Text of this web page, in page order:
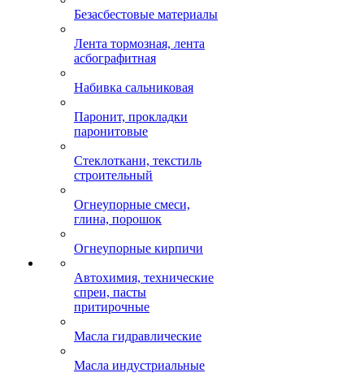
Безасбестовые материалы
Лента тормозная, лента
асбографитная
Набивка сальниковая
Паронит, прокладки
паронитовые
Стеклоткани, текстиль
строительный
Огнеупорные смеси,
глина, порошок
Огнеупорные кирпичи
Автохимия, технические
спреи, пасты
притирочные
Масла гидравлические
Масла индустриальные